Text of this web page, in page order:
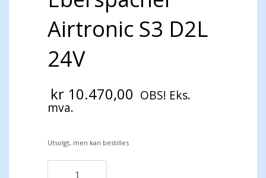
Airtronic S3 D2L
24V
kr 10.470,00 OBS! Eks.
mva.
Utsolgt, men kan bestilles
Eberspächer